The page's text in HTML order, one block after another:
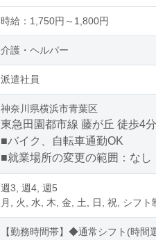
時給：1,750円～1,800円
介護・ヘルパー
派遣社員
神奈川県横浜市青葉区
東急田園都市線 藤が丘 徒歩4分
■バイク、自転車通勤OK
■就業場所の変更の範囲：なし
週3, 週4, 週5
月, 火, 水, 木, 金, 土, 日, 祝, シフト
【勤務時間帯】◆通常シフト(時間